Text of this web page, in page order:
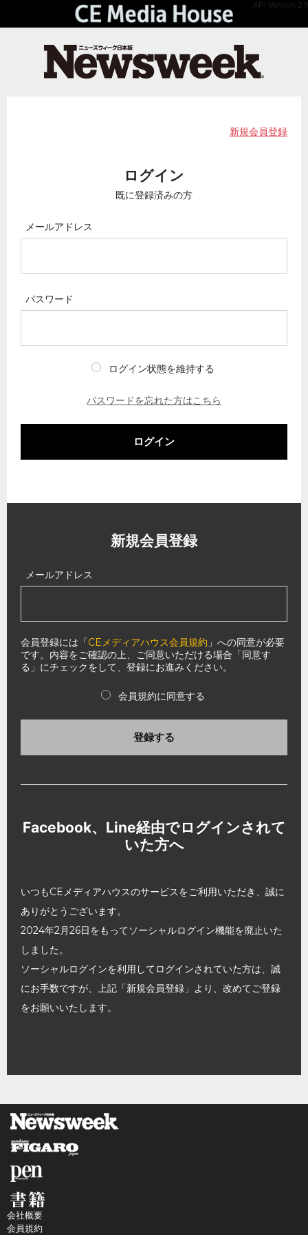
API Version 2.0
新規会員登録
ログイン
既に登録済みの方
メールアドレス
パスワード
ログイン状態を維持する
パスワードを忘れた方はこちら
ログイン
新規会員登録
メールアドレス
会員登録には「CEメディアハウス会員規約 」への同意が必要
です。内容をご確認の上、ご同意いただける場合「同意す
る」にチェックをして、登録にお進みください。
会員規約に同意する
登録する
Facebook、Line経由でログインされて
いた方へ
いつもCEメディアハウスのサービスをご利用いただき、誠に
ありがとうございます。
2024年2月26日をもってソーシャルログイン機能を廃止いた
しました。
ソーシャルログインを利用してログインされていた方は、誠
にお手数ですが、上記「新規会員登録」より、改めてご登録
をお願いいたします。
会社概要
会員規約